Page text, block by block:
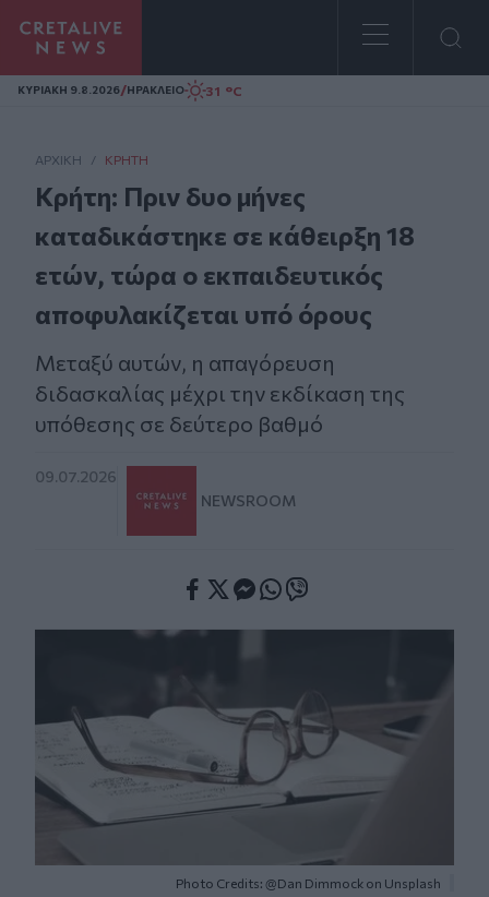
Homepage
ΚΥΡΙΑΚΗ 9.8.2026/ΗΡΑΚΛΕΙΟ 31 °C
ΑΡΧΙΚΗ / ΚΡΉΤΗ
Κρήτη: Πριν δυο μήνες
καταδικάστηκε σε κάθειρξη 18
ετών, τώρα ο εκπαιδευτικός
αποφυλακίζεται υπό όρους
Μεταξύ αυτών, η απαγόρευση
διδασκαλίας μέχρι την εκδίκαση της
υπόθεσης σε δεύτερο βαθμό
09.07.2026
NEWSROOM
Photo Credits: @Dan Dimmock on Unsplash